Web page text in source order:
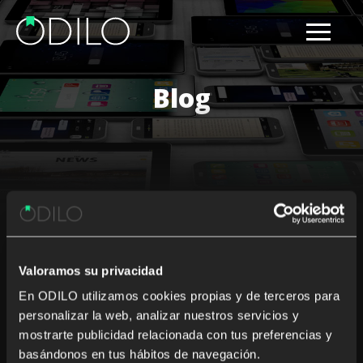
Valoramos su privacidad
En ODILO utilizamos cookies propias y de terceros para
personalizar la web, analizar nuestros servicios y
mostrarte publicidad relacionada con tus preferencias y
basándonos en tus hábitos de navegación.
Blog
Results for: digital library
philippines
Nothing Found
It seems we can’t find what you’re looking for. Perhaps